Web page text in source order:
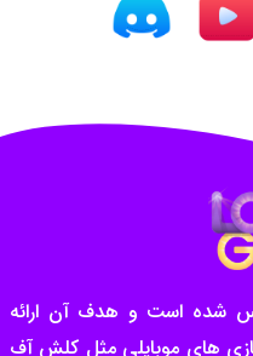
جم در سال ۱۳۹۳ تاسیس شده است و هدف آن ارائه
های موبایلی مثل کلش آف